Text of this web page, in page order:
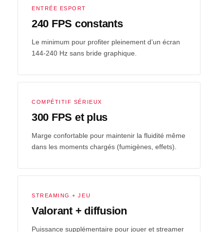
ENTRÉE ESPORT
240 FPS constants
Le minimum pour profiter pleinement d’un écran
144-240 Hz sans bride graphique.
COMPÉTITIF SÉRIEUX
300 FPS et plus
Marge confortable pour maintenir la fluidité même
dans les moments chargés (fumigènes, effets).
STREAMING + JEU
Valorant + diffusion
Puissance supplémentaire pour jouer et streamer